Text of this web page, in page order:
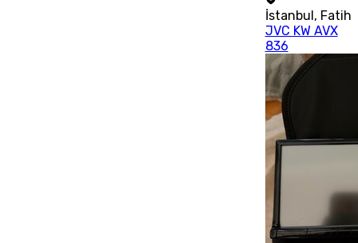
İstanbul, Fatih
JVC KW AVX
836